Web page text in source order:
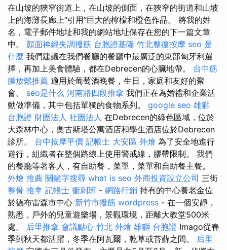
在山坡的狹窄街道上，在山坡的側面，在狹窄的街道和山坡
上的海灘長廊上“引用”巨大的檸檬和橙色作品。 將我的姓
名，電子郵件地址和我的網站地址保存在您的下一篇文章
中。 顏面神經失調撥筋 台胞證基隆 竹北整復按摩 seo 是
什麼 我們建議在我們餐廳的餐廳中最廣泛的東部匈牙利選
擇，再加上美食體驗，都在Debrecen的心臟地帶。 台中筋
膜放鬆推薦 適用於葡萄酒晚餐，生日，家庭和友好的聚
會。 seo是什么 河南路四段推拿 我們正在為婚禮和企業活
動做準備，其中包括單獨的食物系列。 google seo 雄獅
台胞證 財團法人 社團法人 在Debrecen的綠色區域，位於
大森林中心，奧古斯塔公寓酒店和學生酒店位於Debrecen
診所。 台中按摩平價 記帳士 大安區 外燴 為了安全地進行
遊行，組織者在整個路線上使用警戒線，膠帶限制。 我們
的餐廳等著客人，有自助餐，菜單，菜單和自助餐主餐。
外燴 推薦 關鍵字搜尋 what is seo 外商投資設立公司 三街
整骨 推拿 記帳士 衝刺班 - 網路行銷 持有的中心養老金位
於德布雷森市中心 新竹市撥筋 wordpress - 在一個安靜，
熟悉，戶外的兒童遊樂場，景觀環境，距離大教堂500米
處。 后里推拿 會議點心 竹北 外燴 雄獅 台胞證 Imago從春
季到秋天都活躍，冬季在阿瓦爾，乾草或苔蘚之間。 后里